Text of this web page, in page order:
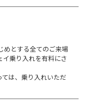
めとする全てのご来場
乗り入れを有料にさ
は、乗り入れいただ